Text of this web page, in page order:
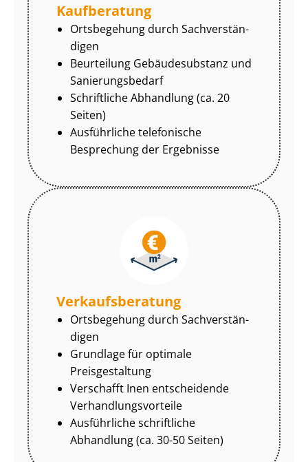
Kaufberatung
Ortsbegehung durch Sach­ver­stän­
di­gen
Beurteilung Gebäudesubstanz und
Sa­nie­rungs­be­darf
Schriftliche Abhandlung (ca. 20
Seiten)
Ausführliche telefonische
Besprechung der Ergebnisse
Ver­kaufs­be­ra­tung
Ortsbegehung durch Sach­ver­stän­
di­gen
Grundlage für optimale
Preisgestaltung
Verschafft Inen entscheidende
Ver­hand­lungs­vor­tei­le
Ausführliche schriftliche
Abhandlung (ca. 30-50 Seiten)